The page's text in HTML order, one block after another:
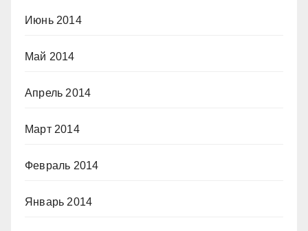
Июнь 2014
Май 2014
Апрель 2014
Март 2014
Февраль 2014
Январь 2014